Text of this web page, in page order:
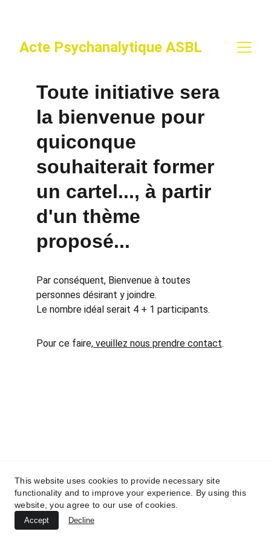
Acte Psychanalytique ASBL
Toute initiative sera
la bienvenue pour
quiconque
souhaiterait former
un cartel..., à partir
d'un thème
proposé...
Par conséquent, Bienvenue à toutes
personnes désirant y joindre.
Le nombre idéal serait 4 + 1 participants.
Pour ce faire, veuillez nous prendre contact.
This website uses cookies to provide necessary site
functionality and to improve your experience. By using this
website, you agree to our use of cookies.
Accept Decline